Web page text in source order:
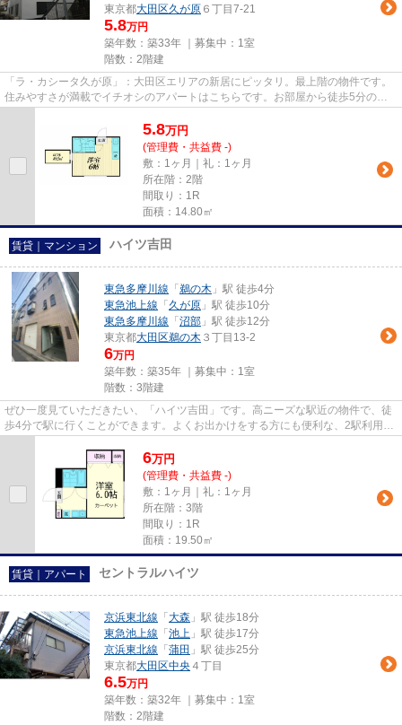
東京都大田区久が原 ６丁目7-21
5.8万円
築年数：築33年 ｜募集中： 1室
階数：2階建
「ラ・カシータ久が原」：大田区エリアの新居にピッタリ。最上階の物件です。
住みやすさが満載でイチオシのアパートはこちらです。お部屋から徒歩5分の場
5.8万円
(管理費・共益費 -)
敷：1ヶ月｜礼：1ヶ月
所在階：2階
間取り：1R
面積：14.80㎡
賃貸｜マンション ハイツ吉田
東急多摩川線 「 鵜の木 」駅 徒歩4分
東急池上線 「 久が原 」駅 徒歩10分
東急多摩川線 「 沼部 」駅 徒歩12分
東京都大田区鵜の木 ３丁目13-2
6万円
築年数：築35年 ｜募集中： 1室
階数：3階建
ぜひ一度見ていただきたい、「ハイツ吉田」です。高ニーズな駅近の物件で、徒
歩4分で駅に行くことができます。よくお出かけをする方にも便利な、2駅利用可
6万円
(管理費・共益費 -)
敷：1ヶ月｜礼：1ヶ月
所在階：3階
間取り：1R
面積：19.50㎡
賃貸｜アパート セントラルハイツ
京浜東北線 「 大森 」駅 徒歩18分
東急池上線 「 池上 」駅 徒歩17分
京浜東北線 「 蒲田 」駅 徒歩25分
東京都大田区中央 ４丁目
6.5万円
築年数：築32年 ｜募集中： 1室
階数：2階建